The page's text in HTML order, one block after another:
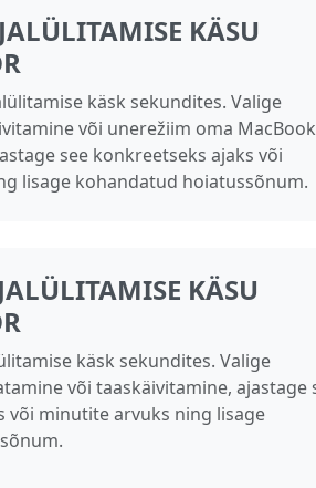
KÄSU
käsk sekundites. Valige
või unerežiim oma
see konkreetseks ajaks või
lisage kohandatud hoiatussõnum.
KÄSU
käsk sekundites. Valige
või taaskäivitamine, ajastage
või minutite arvuks ning lisage